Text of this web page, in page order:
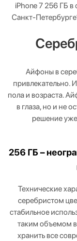
iPhone 7 256 ГБ в
Санкт-
Айфоны в
привлекательно.
пола и возраста.
в глаза, но и не
решение
256 ГБ –
Технические
серебристом
стабильное
таким объемом
хранить все